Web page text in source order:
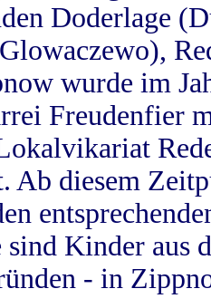
Doderlage
wurde im
Freudenfier
Ab diesem
sind Kinder aus
- in